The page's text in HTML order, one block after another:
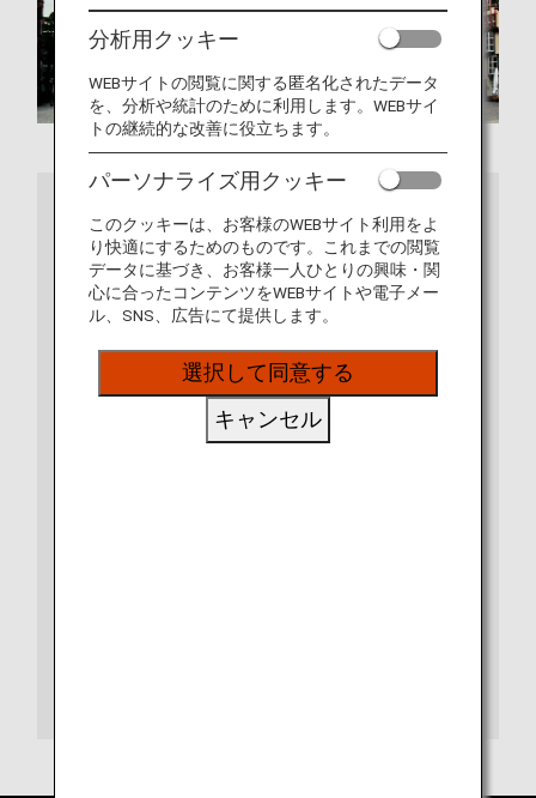
分析用クッキー
WEBサイトの閲覧に関する匿名化されたデータ
を、分析や統計のために利用します。WEBサイ
トの継続的な改善に役立ちます。
パーソナライズ用クッキー
このクッキーは、お客様のWEBサイト利用をよ
り快適にするためのものです。これまでの閲覧
データに基づき、お客様一人ひとりの興味・関
心に合ったコンテンツをWEBサイトや電子メー
ル、SNS、広告にて提供します。
選択して同意する
キャンセル